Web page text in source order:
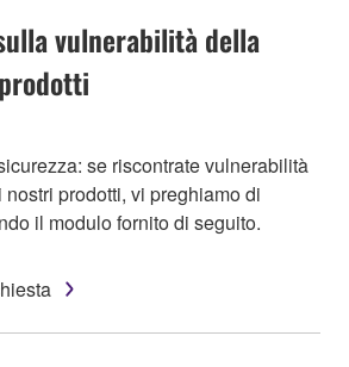
vulnerabilità della
se riscontrate vulnerabilità
prodotti, vi preghiamo di
il modulo fornito di seguito.